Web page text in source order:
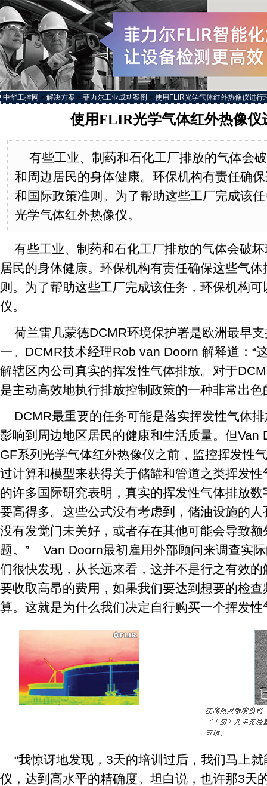
中华工控网 > 解决方案 > 菲力尔工业成功案例 > 使用FLIR光学气体红外热像仪进行
使用FLIR光学气体红外热像仪
有些工业、制药和石化工厂排放的气体会
和周边居民的身体健康。环保机构有责任确
和国际政策准则。为了帮助这些工厂完成该
光学气体红外热像仪。
有些工业、制药和石化工厂排放的气体会破
居民的身体健康。环保机构有责任确保这些气
则。为了帮助这些工厂完成该任务，环保机构
仪。
荷兰雷几蒙德DCMR环境保护署是欧洲最早
一。DCMR技术经理Rob van Doorn 解释道：“
解辖区内公司真实的挥发性气体排放。对于
是主动高效地执行排放控制政策的一种非常出色
DCMR最重要的任务可能是落实挥发性气体
影响到周边地区居民的健康和生活质量。但Van
GF系列光学气体红外热像仪之前，监控挥发性
过计算和模型来获得关于储罐和管道之类挥发
的许多国际研究表明，真实的挥发性气体排放
要高得多。这些公式没有考虑到，储油设施的
没有发觉门未关好，或者存在其他可能会导致
题。” Van Doorn最初雇用外部顾问来调查实
们很快发现，从长远来看，这并不是行之有效
要收取高昂的费用，如果我们要达到想要的检
算。这就是为什么我们决定自行购买一个挥发性
“我惊讶地发现，3天的培训过后，我们马上
仪，达到高水平的精确度。坦白说，也许那3天